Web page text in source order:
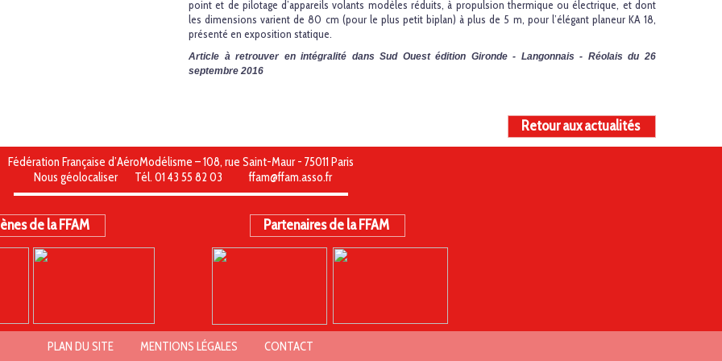
point et de pilotage d’appareils volants modèles réduits, à propulsion thermique ou électrique, et dont
les dimensions varient de 80 cm (pour le plus petit biplan) à plus de 5 m, pour l’élégant planeur KA 18,
présenté en exposition statique.
Article à retrouver en intégralité dans Sud Ouest édition Gironde - Langonnais - Réolais du 26
septembre 2016
Retour aux actualités
Fédération Française d’AéroModélisme – 108, rue Saint-Maur - 75011 Paris
Nous géolocaliser
Tél. 01 43 55 82 03 ffam@ffam.asso.fr
de la FFAM Partenaires de la FFAM
PLAN DU SITE MENTIONS LÉGALES CONTACT